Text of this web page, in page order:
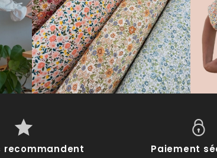
recommandent Paiement